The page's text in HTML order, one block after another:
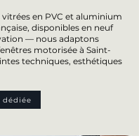
vitrées en PVC et aluminium
disponibles en neuf
— nous adaptons
motorisée à Saint-
techniques, esthétiques
dédiée